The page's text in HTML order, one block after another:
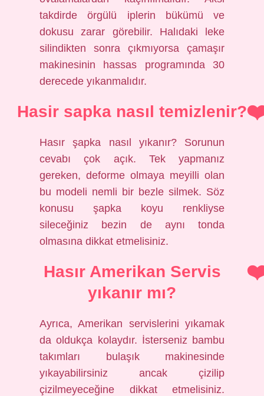
takdirde örgülü iplerin bükümü ve
dokusu zarar görebilir. Halıdaki leke
silindikten sonra çıkmıyorsa çamaşır
makinesinin hassas programında 30
derecede yıkanmalıdır.
Hasir sapka nasıl temizlenir?
Hasır şapka nasıl yıkanır? Sorunun
cevabı çok açık. Tek yapmanız
gereken, deforme olmaya meyilli olan
bu modeli nemli bir bezle silmek. Söz
konusu şapka koyu renkliyse
sileceğiniz bezin de aynı tonda
olmasına dikkat etmelisiniz.
Hasır Amerikan Servis
yıkanır mı?
Ayrıca, Amerikan servislerini yıkamak
da oldukça kolaydır. İsterseniz bambu
takımları bulaşık makinesinde
yıkayabilirsiniz ancak çizilip
çizilmeyeceğine dikkat etmelisiniz.